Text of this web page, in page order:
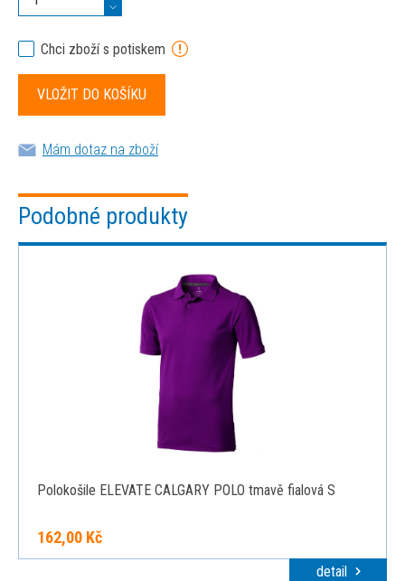
Chci zboží s potiskem
Mám dotaz na zboží
Podobné produkty
Polokošile ELEVATE CALGARY POLO tmavě fialová S
162,00 Kč
detail